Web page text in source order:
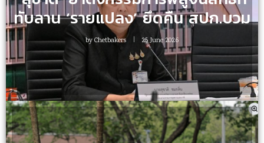
ทับลาน ‘รายแปลง’ ยึดคืน สปก.บวม
byChetbakers 25 June 2026